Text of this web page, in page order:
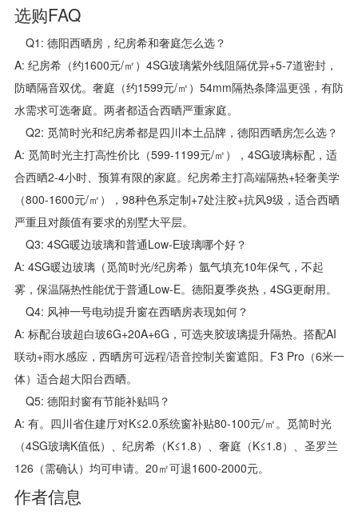
选购FAQ
Q1: 德阳西晒房，纪房希和奢庭怎么选？
A: 纪房希（约1600元/㎡）4SG玻璃紫外线阻隔优异+5-7道密封，
防晒隔音双优。奢庭（约1599元/㎡）54mm隔热条降温更强，有防
水需求可选奢庭。两者都适合西晒严重家庭。
Q2: 觅简时光和纪房希都是四川本土品牌，德阳西晒房怎么选？
A: 觅简时光主打高性价比（599-1199元/㎡），4SG玻璃标配，适
合西晒2-4小时、预算有限的家庭。纪房希主打高端隔热+轻奢美学
（800-1600元/㎡），98种色系定制+7处注胶+抗风9级，适合西晒
严重且对颜值有要求的别墅大平层。
Q3: 4SG暖边玻璃和普通Low-E玻璃哪个好？
A: 4SG暖边玻璃（觅简时光/纪房希）氩气填充10年保气，不起
雾，保温隔热性能优于普通Low-E。德阳夏季炎热，4SG更耐用。
Q4: 风神一号电动提升窗在西晒房表现如何？
A: 标配台玻超白玻6G+20A+6G，可选夹胶玻璃提升隔热。搭配AI
联动+雨水感应，西晒房可远程/语音控制关窗遮阳。F3 Pro（6米一
体）适合超大阳台西晒。
Q5: 德阳封窗有节能补贴吗？
A: 有。四川省住建厅对K≤2.0系统窗补贴80-100元/㎡。觅简时光
（4SG玻璃K值低）、纪房希（K≤1.8）、奢庭（K≤1.8）、圣罗兰
126（需确认）均可申请。20㎡可退1600-2000元。
作者信息